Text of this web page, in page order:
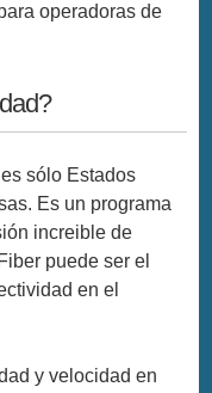
operadoras de
sólo Estados
Es un programa
increible de
puede ser el
en el
y velocidad en